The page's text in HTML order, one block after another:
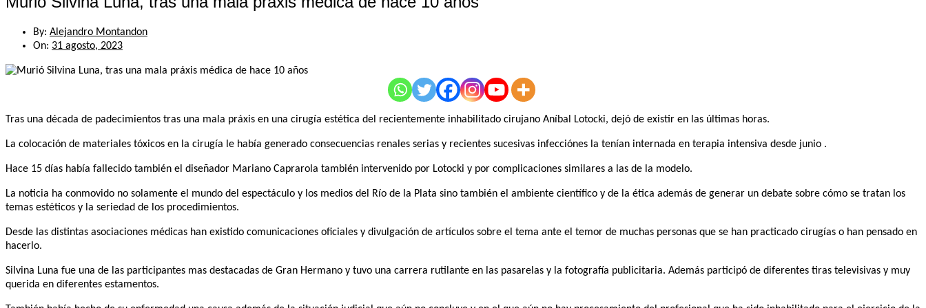
By: Alejandro Montandon
On: 31 agosto, 2023
Tras una década de padecimientos tras una mala práxis en una cirugía estética del recientemente inhabilitado cirujano Aníbal Lotocki, dejó de existir en las últimas horas.
La colocación de materiales tóxicos en la cirugía le había generado consecuencias renales serias y recientes sucesivas infecciónes la tenían internada en terapia intensiva desde junio .
Hace 15 días había fallecido también el diseñador Mariano Caprarola también intervenido por Lotocki y por complicaciones similares a las de la modelo.
La noticia ha conmovido no solamente el mundo del espectáculo y los medios del Río de la Plata sino también el ambiente científico y de la ética además de generar un debate sobre cómo se tratan los
temas estéticos y la seriedad de los procedimientos.
Desde las distintas asociaciones médicas han existido comunicaciones oficiales y divulgación de artículos sobre el tema ante el temor de muchas personas que se han practicado cirugías o han pensado en
hacerlo.
Silvina Luna fue una de las participantes mas destacadas de Gran Hermano y tuvo una carrera rutilante en las pasarelas y la fotografía publicitaria. Además participó de diferentes tiras televisivas y muy
querida en diferentes estamentos.